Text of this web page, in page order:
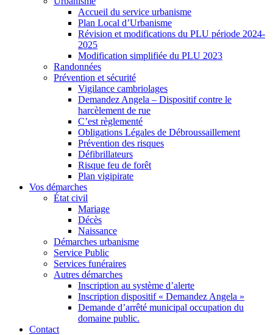
Accueil du service urbanisme
Plan Local d’Urbanisme
Révision et modifications du PLU période 2024-
2025
Modification simplifiée du PLU 2023
Randonnées
Prévention et sécurité
Vigilance cambriolages
Demandez Angela – Dispositif contre le
harcèlement de rue
C’est règlementé
Obligations Légales de Débroussaillement
Prévention des risques
Défibrillateurs
Risque feu de forêt
Plan vigipirate
Vos démarches
État civil
Mariage
Décès
Naissance
Démarches urbanisme
Service Public
Services funéraires
Autres démarches
Inscription au système d’alerte
Inscription dispositif « Demandez Angela »
Demande d’arrêté municipal occupation du
domaine public.
Contact